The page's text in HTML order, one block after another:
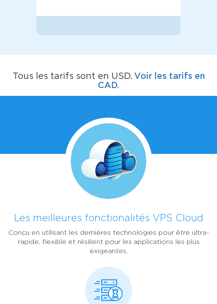
Tous les tarifs sont en USD. Voir les tarifs en
CAD.
Les meilleures fonctionalités VPS Cloud
Conçu en utilisant les dernières technologies pour être ultra-
rapide, flexible et résilient pour les applications les plus
exigeantes.